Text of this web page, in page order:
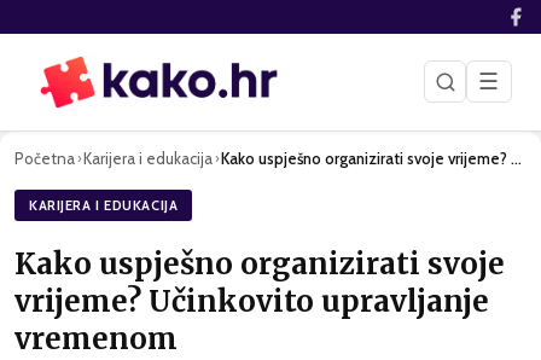
☰
Početna›Karijera i edukacija› Kako uspješno organizirati svoje vrijeme? Učinkovito upravlj…
KARIJERA I EDUKACIJA
Kako uspješno organizirati svoje
vrijeme? Učinkovito upravljanje
vremenom